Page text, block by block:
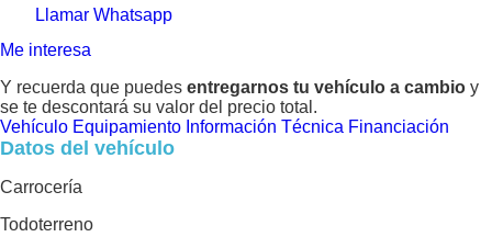
Llamar Whatsapp
Me interesa
Y recuerda que puedes entregarnos tu vehículo a cambio y
se te descontará su valor del precio total.
Vehículo Equipamiento Información Técnica Financiación
Datos del vehículo
Carrocería
Todoterreno